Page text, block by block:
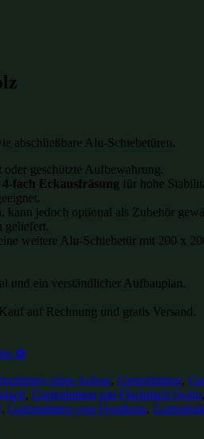
abschließbare Alu-Schiebetüren.
geschützte Aufbewahrung.
4-fach Eckausfräsung für hohe
kann jedoch optional als Zubehör
geliefert.
weitere Alu-Schiebetür mit 200 x
und ein verständlicher Aufbauplan.
auf Rechnung und gratis Versand.
✿
ohne Anbau, Gartenhütten,
, Gartenhütten mit Flachdach 6x4m,
, Gartenhütten von Fjordholz,